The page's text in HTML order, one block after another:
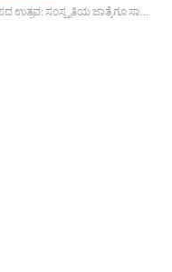
ಜಾತ್ರೆಗೂ ಸಾಕ್ಷಿಯಾದ ಕಾಲೇಜು